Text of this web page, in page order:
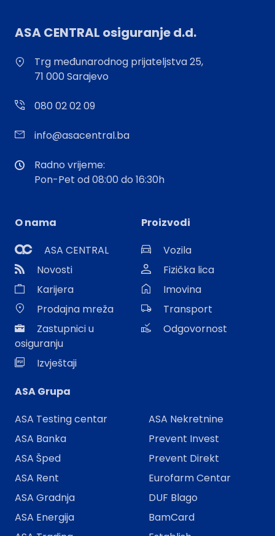
ASA CENTRAL osiguranje d.d.
Trg međunarodnog prijateljstva 25,
71 000 Sarajevo
080 02 02 09
info@asacentral.ba
Radno vrijeme:
Pon-Pet od 08:00 do 16:30h
O nama
ASA CENTRAL
Novosti
Karijera
Prodajna mreža
Zastupnici u
osiguranju
Izvještaji
Proizvodi
Vozila
Fizička lica
Imovina
Transport
Odgovornost
ASA Grupa
ASA Testing centar
ASA Banka
ASA Šped
ASA Rent
ASA Gradnja
ASA Energija
ASA Nekretnine
Prevent Invest
Prevent Direkt
Eurofarm Centar
DUF Blago
BamCard